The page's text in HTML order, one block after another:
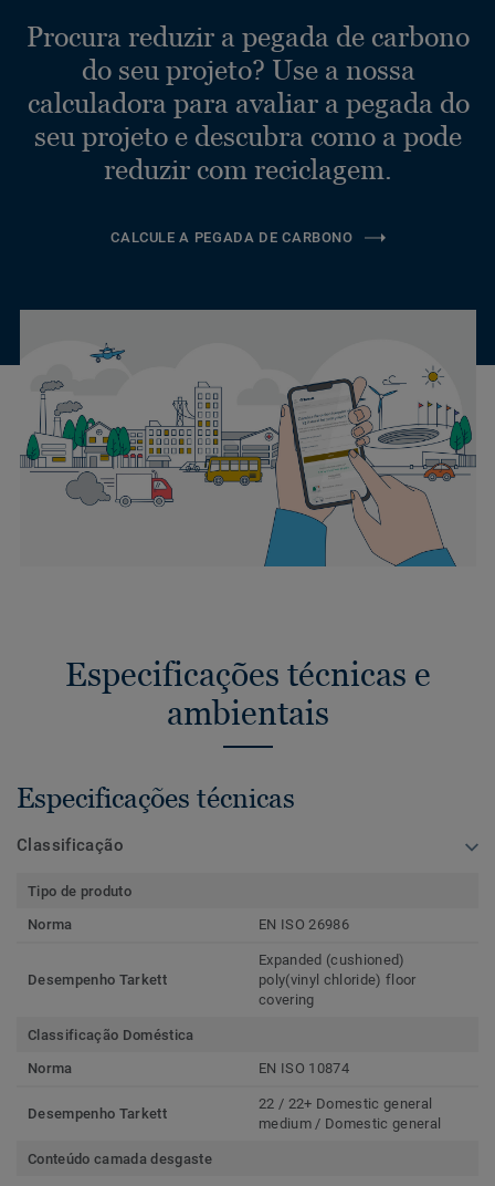
Procura reduzir a pegada de carbono
do seu projeto? Use a nossa
calculadora para avaliar a pegada do
seu projeto e descubra como a pode
reduzir com reciclagem.
CALCULE A PEGADA DE CARBONO
Especificações técnicas e
ambientais
Especificações técnicas
Classificação
Tipo de produto
Norma
EN ISO 26986
Desempenho Tarkett
Expanded (cushioned)
poly(vinyl chloride) floor
covering
Classificação Doméstica
Norma
EN ISO 10874
Desempenho Tarkett
22 / 22+ Domestic general
medium / Domestic general
Conteúdo camada desgaste